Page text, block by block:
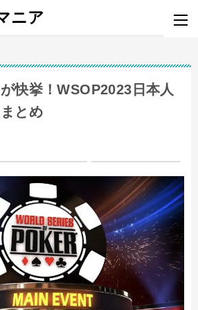
ニア
快挙！WSOP2023日本人
とめ